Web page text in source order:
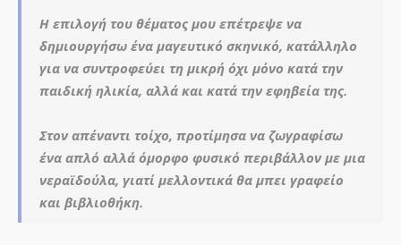
Η επιλογή του θέματος μου επέτρεψε να
δημιουργήσω ένα μαγευτικό σκηνικό, κατάλληλο
για να συντροφεύει τη μικρή όχι μόνο κατά την
παιδική ηλικία, αλλά και κατά την εφηβεία της.
Στον απέναντι τοίχο, προτίμησα να ζωγραφίσω
ένα απλό αλλά όμορφο φυσικό περιβάλλον με μια
νεραϊδούλα, γιατί μελλοντικά θα μπει γραφείο
και βιβλιοθήκη.